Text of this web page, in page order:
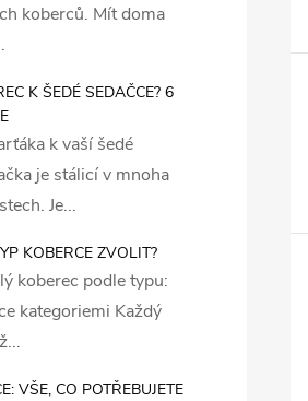
koberců. Mít doma
K ŠEDÉ SEDAČCE? 6
k vaší šedé
je stálicí v mnoha
Je...
KOBERCE ZVOLIT?
koberec podle typu:
kategoriemi Každý
VŠE, CO POTŘEBUJETE